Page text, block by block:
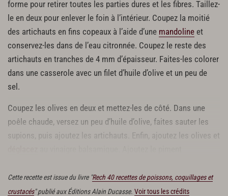
forme pour retirer toutes les parties dures et les fibres. Taillez-
le en deux pour enlever le foin à l’intérieur. Coupez la moitié
des artichauts en fins copeaux à l’aide d’une mandoline et
conservez-les dans de l’eau citronnée. Coupez le reste des
artichauts en tranches de 4 mm d’épaisseur. Faites-les colorer
dans une casserole avec un filet d’huile d’olive et un peu de
sel.
Coupez les olives en deux et mettez-les de côté. Dans une
poêle chaude, versez un peu d’huile d’olive, faites sauter les
supions, puis ajoutez les artichauts. Enfin, ajoutez les olives et
Cette recette est issue du livre "Rech 40 recettes de poissons, coquillages et
crustacés" publié aux Éditions Alain Ducasse. Voir tous les crédits